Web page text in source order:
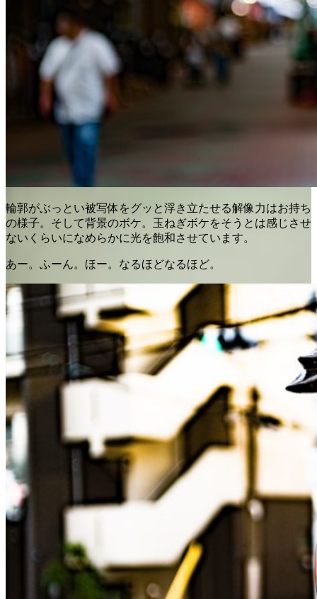
輪郭がぶっとい被写体をグッと浮き立たせる解像力はお持ち
の様子。そして背景のボケ。玉ねぎボケをそうとは感じさせ
ないくらいになめらかに光を飽和させています。
あー。ふーん。ほー。なるほどなるほど。